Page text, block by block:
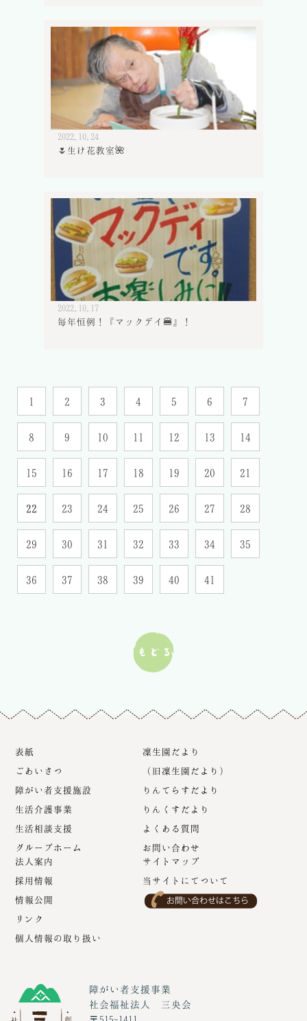
2022.10.24
🌷生け花教室🌺
2022.10.17
毎年恒例！『マックデイ🍔』！
1 2 3 4 5 6 7
8 9 10 11 12 13 14
15 16 17 18 19 20 21
22 23 24 25 26 27 28
29 30 31 32 33 34 35
36 37 38 39 40 41
表紙
ごあいさつ
障がい者支援施設
生活介護事業
生活相談支援
グループホーム
凜生園だより
（旧凜生園だより）
りんてらすだより
りんくすだより
よくある質問
お問い合わせ
法人案内
採用情報
情報公開
リンク
個人情報の取り扱い
サイトマップ
当サイトにてついて
障がい者支援事業
社会福祉法人 三央会